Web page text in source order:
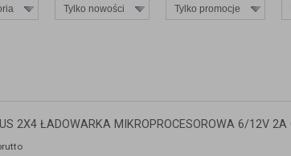
Tylko nowości Tylko promocje
2X4 ŁADOWARKA MIKROPROCESOROWA 6/12V